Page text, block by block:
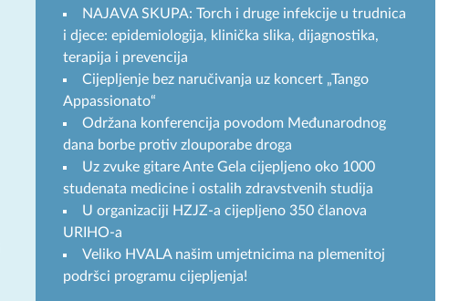
NAJAVA SKUPA: Torch i druge infekcije u trudnica
i djece: epidemiologija, klinička slika, dijagnostika,
terapija i prevencija
Cijepljenje bez naručivanja uz koncert „Tango
Appassionato“
Održana konferencija povodom Međunarodnog
dana borbe protiv zlouporabe droga
Uz zvuke gitare Ante Gela cijepljeno oko 1000
studenata medicine i ostalih zdravstvenih studija
U organizaciji HZJZ-a cijepljeno 350 članova
URIHO-a
Veliko HVALA našim umjetnicima na plemenitoj
podršci programu cijepljenja!